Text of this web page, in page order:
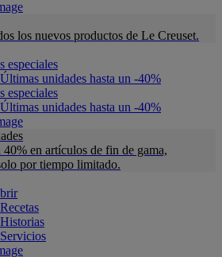
los nuevos productos de Le Creuset.
especiales
Últimas unidades hasta un -40%
especiales
Últimas unidades hasta un -40%
40% en artículos de fin de gama,
por tiempo limitado.
Recetas
Historias
Servicios